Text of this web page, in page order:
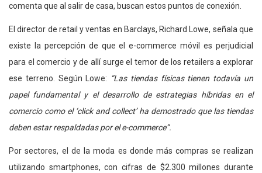
comenta que al salir de casa, buscan estos puntos de conexión.
El director de retail y ventas en Barclays, Richard Lowe, señala que
existe la percepción de que el e-commerce móvil es perjudicial
para el comercio y de allí surge el temor de los retailers a explorar
ese terreno. Según Lowe: “Las tiendas físicas tienen todavía un
papel fundamental y el desarrollo de estrategias híbridas en el
comercio como el ‘click and collect’ ha demostrado que las tiendas
deben estar respaldadas por el e-commerce”.
Por sectores, el de la moda es donde más compras se realizan
utilizando smartphones, con cifras de $2.300 millones durante